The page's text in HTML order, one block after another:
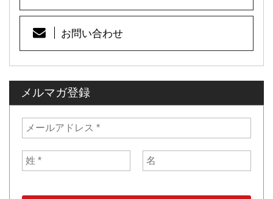
お問い合わせ
メルマガ登録